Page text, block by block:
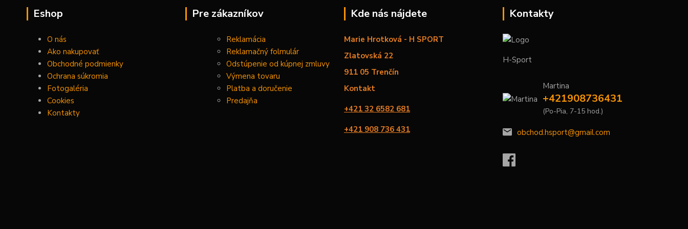
Eshop
O nás
Ako nakupovať
Obchodné podmienky
Ochrana súkromia
Fotogaléria
Cookies
Kontakty
Pre zákazníkov
Reklamácia
Reklamačný folmulár
Odstúpenie od kúpnej zmluvy
Výmena tovaru
Platba a doručenie
Predajňa
Kde nás nájdete
Marie Hrotková - H SPORT
Zlatovská 22
911 05 Trenčín
Kontakt
+421 32 6582 681
+421 908 736 431
Kontakty
H-Sport
Martina
+421908736431
(Po-Pia, 7-15 hod.)
obchod.hsport@gmail.com